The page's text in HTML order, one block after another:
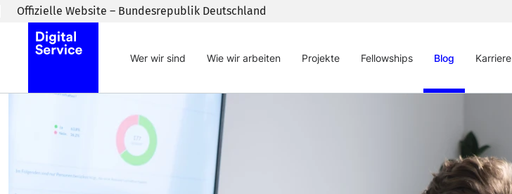
Zum Inhaltsbereich wechseln
Offizielle Website – Bundesrepublik Deutschland
Wer wir sind Wie wir arbeiten Projekte Fellowships Blog Karriere